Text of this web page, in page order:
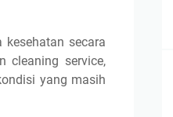
secara
cleaning service,
yang masih